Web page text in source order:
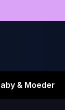
& Moeder